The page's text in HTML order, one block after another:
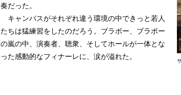
奏だった。
キャンパスがそれぞれ違う環境の中できっと若人
たちは猛練習をしたのだろう。ブラボー、ブラボー
の嵐の中、演奏者、聴衆、そしてホールが一体とな
った感動的なフィナーレに、涙が溢れた。